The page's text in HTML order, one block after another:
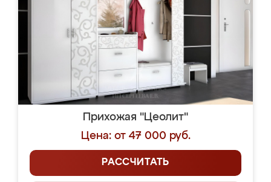
Прихожая "Цеолит"
Цена: от 47 000 руб.
РАССЧИТАТЬ